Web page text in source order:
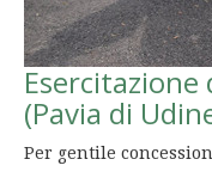
Esercitazione
(Pavia di
Per gentile